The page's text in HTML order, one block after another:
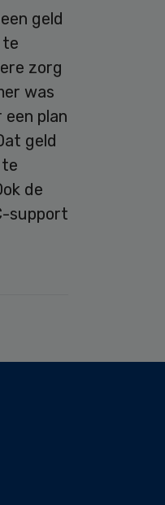
geld
te
zorg
was
plan
geld
de
support